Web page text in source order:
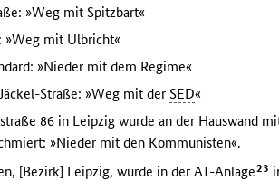
»Weg mit Spitzbart«
»Weg mit Ulbricht«
»Nieder mit dem Regime«
Straße: »Weg mit derSED«
86 in Leipzig wurde an der Hauswand
»Nieder mit den Kommunisten«.
[Bezirk] Leipzig, wurde in der AT-Anlage23